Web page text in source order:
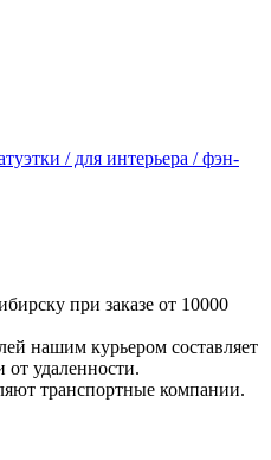
/ для интерьера / фэн-
при заказе от 10000
нашим курьером составляет
от удаленности.
транспортные компании.